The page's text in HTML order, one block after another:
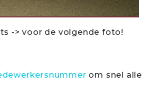
-> voor de volgende foto!
om snel alle